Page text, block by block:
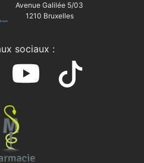
Avenue Galilée 5/03
1210 Bruxelles
sociaux :